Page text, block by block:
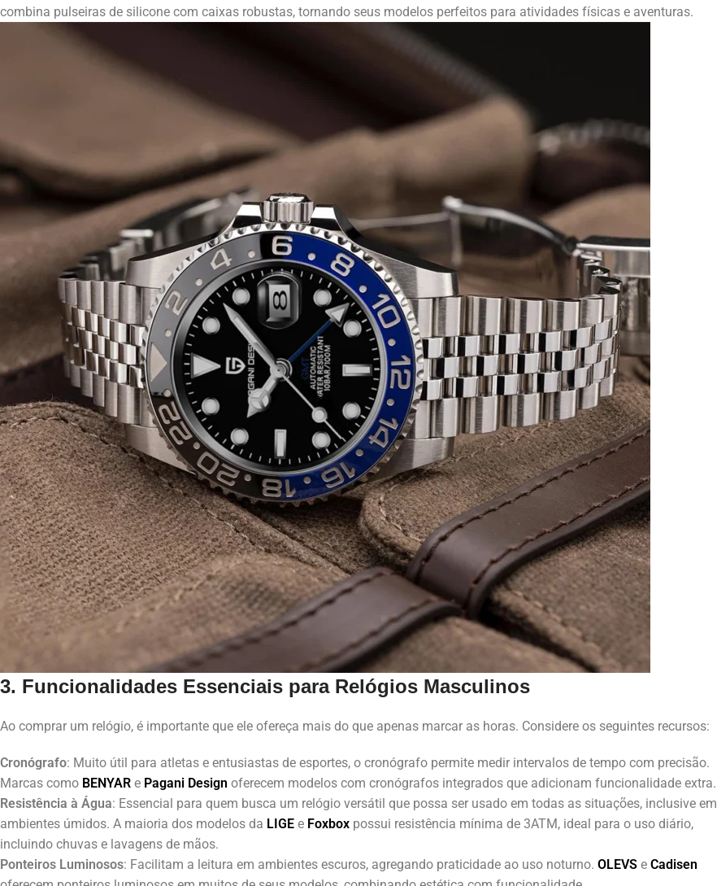
combina pulseiras de silicone com caixas robustas, tornando seus modelos perfeitos para atividades físicas e aventuras.
3. Funcionalidades Essenciais para Relógios Masculinos
Ao comprar um relógio, é importante que ele ofereça mais do que apenas marcar as horas. Considere os seguintes recursos:
Cronógrafo: Muito útil para atletas e entusiastas de esportes, o cronógrafo permite medir intervalos de tempo com precisão.
Marcas como BENYAR e Pagani Design oferecem modelos com cronógrafos integrados que adicionam funcionalidade extra.
Resistência à Água: Essencial para quem busca um relógio versátil que possa ser usado em todas as situações, inclusive em
ambientes úmidos. A maioria dos modelos da LIGE e Foxbox possui resistência mínima de 3ATM, ideal para o uso diário,
incluindo chuvas e lavagens de mãos.
Ponteiros Luminosos: Facilitam a leitura em ambientes escuros, agregando praticidade ao uso noturno. OLEVS e Cadisen